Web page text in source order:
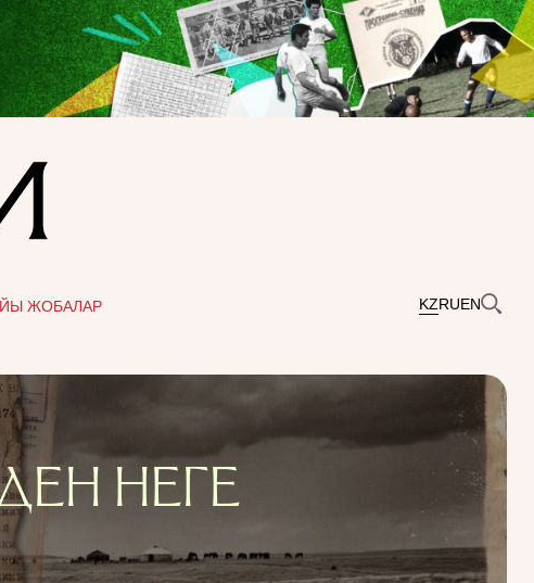
ЖОБАЛАР KZRUEN
НЕГЕ